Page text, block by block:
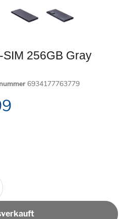
256GB Gray
6934177763779